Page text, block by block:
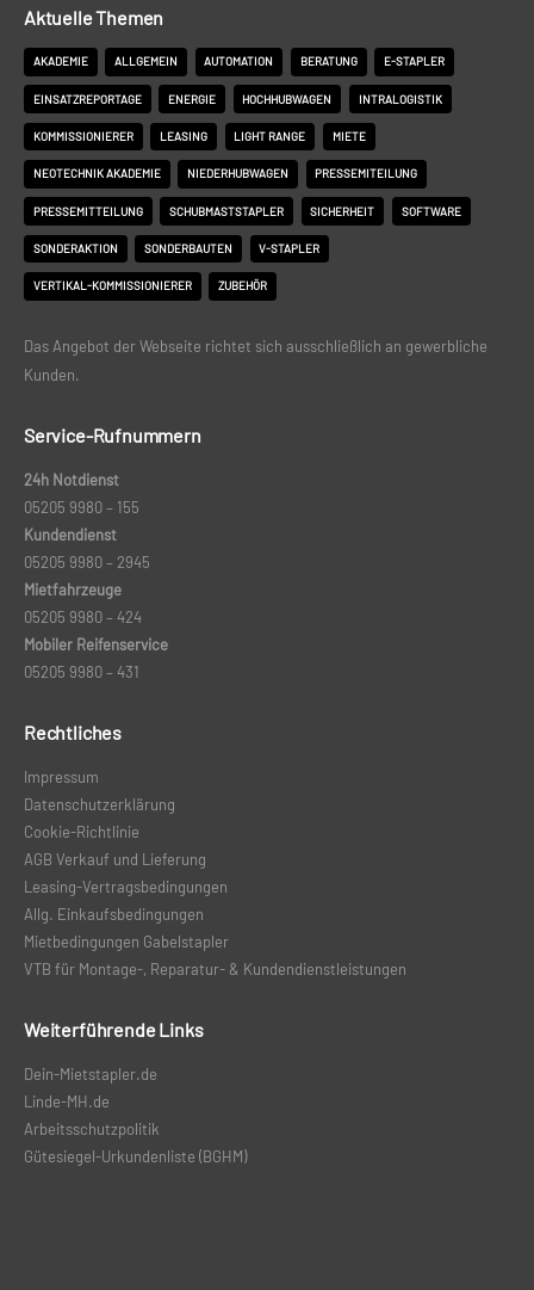
Aktuelle Themen
AKADEMIE ALLGEMEIN AUTOMATION BERATUNG E-STAPLER
EINSATZREPORTAGE ENERGIE HOCHHUBWAGEN INTRALOGISTIK
KOMMISSIONIERER LEASING LIGHT RANGE MIETE
NEOTECHNIK AKADEMIE NIEDERHUBWAGEN PRESSEMITEILUNG
PRESSEMITTEILUNG SCHUBMASTSTAPLER SICHERHEIT SOFTWARE
SONDERAKTION SONDERBAUTEN V-STAPLER
VERTIKAL-KOMMISSIONIERER ZUBEHÖR
Das Angebot der Webseite richtet sich ausschließlich an gewerbliche
Kunden.
Service-Rufnummern
24h Notdienst
05205 9980 – 155
Kundendienst
05205 9980 – 2945
Mietfahrzeuge
05205 9980 – 424
Mobiler Reifenservice
05205 9980 – 431
Rechtliches
Impressum
Datenschutzerklärung
Cookie-Richtlinie
AGB Verkauf und Lieferung
Leasing-Vertragsbedingungen
Allg. Einkaufsbedingungen
Mietbedingungen Gabelstapler
VTB für Montage-, Reparatur- & Kundendienstleistungen
Weiterführende Links
Dein-Mietstapler.de
Linde-MH.de
Arbeitsschutzpolitik
Gütesiegel-Urkundenliste (BGHM)